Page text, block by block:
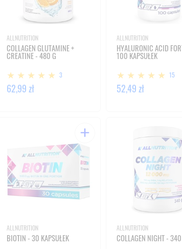
ALLNUTRITION
COLLAGEN GLUTAMINE +
CREATINE - 480 G
3
62,99 zł
ALLNUTRITION
HYALURONIC ACID
100 KAPSUŁEK
15
52,49 zł
ALLNUTRITION
BIOTIN - 30 KAPSUŁEK
ALLNUTRITION
COLLAGEN NIGHT -